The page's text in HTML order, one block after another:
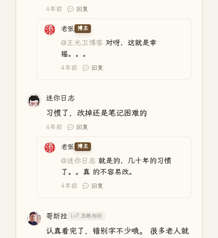
4年前 回复
老张 博主
@王光卫博客 对呀，这就是幸
福。。。
4年前 回复
迷你日志
习惯了，改掉还是笔记困难的
4年前 回复
老张 博主
@迷你日志 就是的，几十年的习惯
了。。真 的不容易改。
4年前 回复
哥斯拉 Lv7.志趣相投
认真看完了，错别字不少哦。 很多老人就